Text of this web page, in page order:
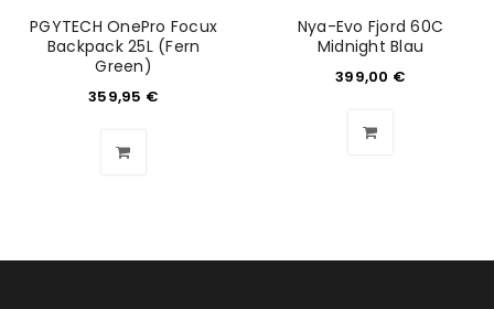
PGYTECH OnePro Focux
Backpack 25L (Fern
Green)
359,95 €
Nya-Evo Fjord 60C
Midnight Blau
399,00 €